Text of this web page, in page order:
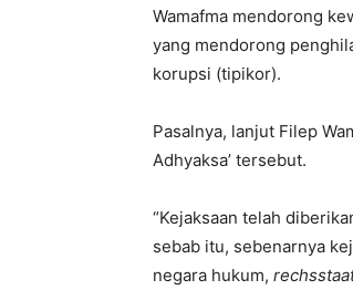
Wamafma mendorong
yang mendorong
korupsi (tipikor).
Pasalnya, lanjut Filep
Adhyaksa’ tersebut.
“Kejaksaan telah
sebab itu, sebenarnya
negara hukum,